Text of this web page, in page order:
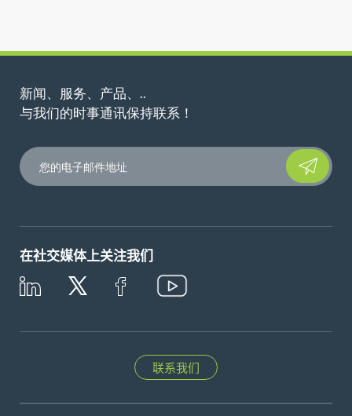
新闻、服务、产品、..
与我们的时事通讯保持联系！
Please
在社交媒体上关注我们
联系我们